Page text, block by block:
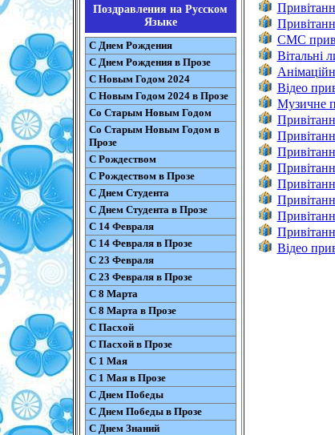
Поздравления на Русском
Языке
С Днем Рождения
С Днем Рождения в Прозе
С Новым Годом 2024
С Новым Годом 2024 в Прозе
Со Старым Новым Годом
Со Старым Новым Годом в
Прозе
С Рождеством
С Рождеством в Прозе
С Днем Студента
С Днем Студента в Прозе
С 14 Февраля
С 14 Февраля в Прозе
С 23 Февраля
С 23 Февраля в Прозе
С 8 Марта
С 8 Марта в Прозе
С Пасхой
С Пасхой в Прозе
С 1 Мая
С 1 Мая в Прозе
С Днем Победы
С Днем Победы в Прозе
С Днем Знаний
CMC
Вітальні
Відео
Музичне
Відео